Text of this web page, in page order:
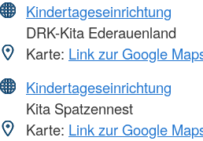
Kindertageseinrichtung
DRK-Kita Ederauenland
Karte: Link zur Google
Kindertageseinrichtung
Kita Spatzennest
Karte: Link zur Google